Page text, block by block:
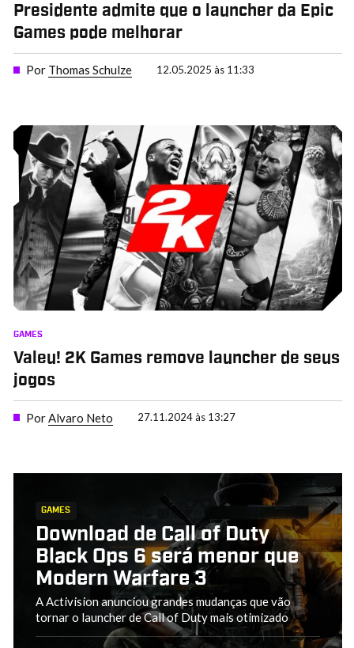
Presidente admite que o launcher da Epic
Games pode melhorar
Por Thomas Schulze 12.05.2025 às 11:33
GAMES
Valeu! 2K Games remove launcher de seus
jogos
Por Alvaro Neto 27.11.2024 às 13:27
GAMES
Download de Call of Duty
Black Ops 6 será menor que
Modern Warfare 3
A Activision anunciou grandes mudanças que vão
tornar o launcher de Call of Duty mais otimizado